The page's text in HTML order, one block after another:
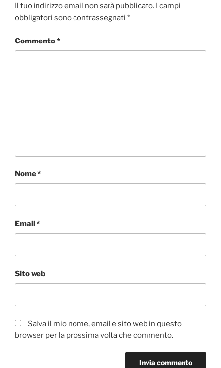
Il tuo indirizzo email non sarà pubblicato. I campi
obbligatori sono contrassegnati *
Commento*
Nome*
Email*
Sito web
Salva il mio nome, email e sito web in questo
browser per la prossima volta che commento.